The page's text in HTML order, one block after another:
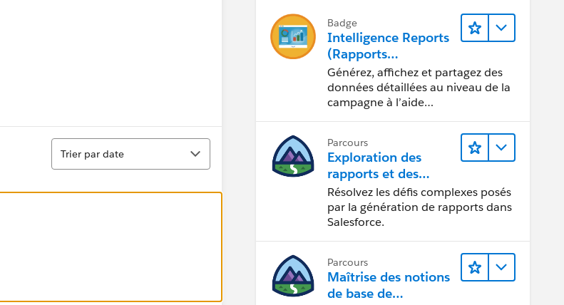
Tri
Trier par date
Badge
Intelligence Reports
(Rapports
Intelligence) pour
Engagement
Générez, affichez et partagez des
données détaillées au niveau de la
campagne à l’aide
Parcours
Exploration des
rapports et des
tableaux de bord
Lightning Experience
Résolvez les défis complexes posés
par la génération de rapports dans
Salesforce.
Parcours
Maîtrise des notions
de base de